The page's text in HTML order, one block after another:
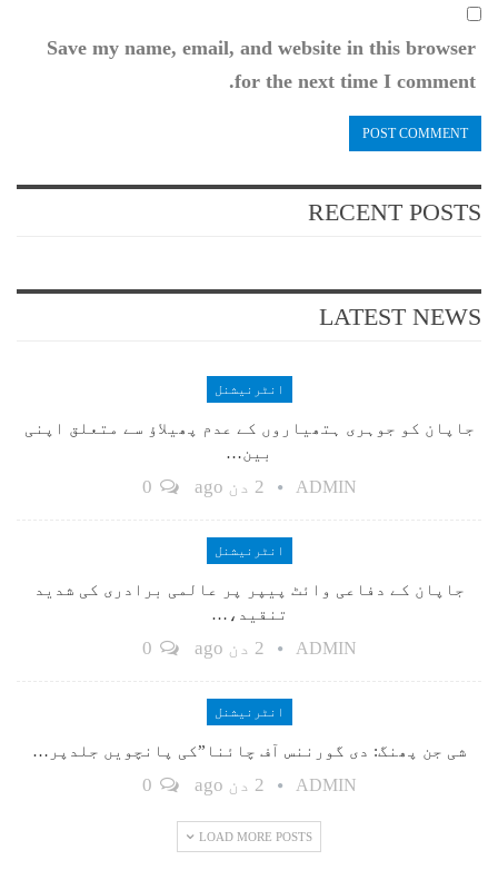
Save my name, email, and website in this browser
for the next time I comment.
RECENT POSTS
LATEST NEWS
انٹرنیشنل
جاپان کو جوہری ہتھیاروں کے عدم پھیلاؤ سے متعلق اپنی
بین…
ADMIN 2 دن ago
انٹرنیشنل
جاپان کے دفاعی وائٹ پیپر پر عالمی برادری کی شدید
تنقید،…
ADMIN 2 دن ago
انٹرنیشنل
شی جن پھنگ: دی گورننس آف چائنا”کی پانچویں جلدپر…
ADMIN 2 دن ago
LOAD MORE POSTS